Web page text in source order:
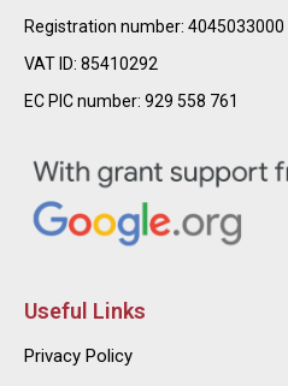
Registration number: 4045033000
VAT ID: 85410292
EC PIC number: 929 558 761
Useful Links
Privacy Policy